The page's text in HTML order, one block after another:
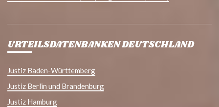
URTEILSDATENBANKEN DEUTSCHLAND
Justiz Baden-Württemberg
Justiz Berlin und Brandenburg
Justiz Hamburg